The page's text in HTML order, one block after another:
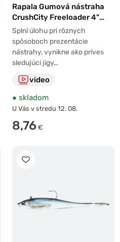
Rapala Gumová nástraha
CrushCity Freeloader 4"
10,5 cm 8,5 g 6 ks
Splní úlohu pri rôznych
spôsoboch prezentácie
nástrahy, vynikne ako príves
sledujúci jigy…
video
● skladom
U Vás v stredu 12. 08.
8,76 €